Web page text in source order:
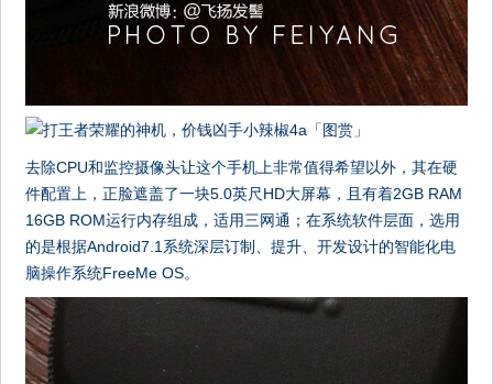
去除CPU和监控摄像头让这个手机上非常值得希望以外，其在硬
件配置上，正脸遮盖了一块5.0英尺HD大屏幕，且有着2GB RAM
16GB ROM运行内存组成，适用三网通；在系统软件层面，选用
的是根据Android7.1系统深层订制、提升、开发设计的智能化电
脑操作系统FreeMe OS。